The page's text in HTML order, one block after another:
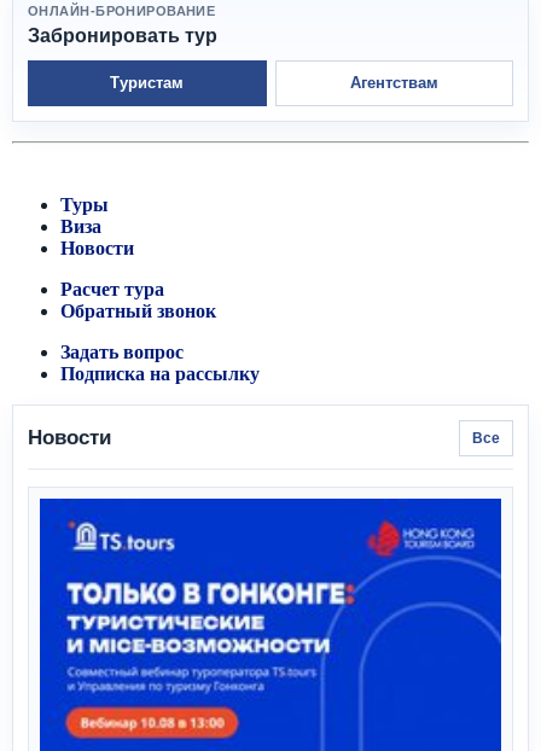
ОНЛАЙН-БРОНИРОВАНИЕ
Забронировать тур
Туристам Агентствам
Туры
Виза
Новости
Расчет тура
Обратный звонок
Задать вопрос
Подписка на рассылку
Новости Все